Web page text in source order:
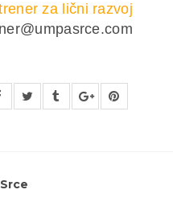
za lični razvoj